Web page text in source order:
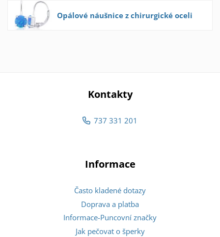
Opálové náušnice z chirurgické oceli
Kontakty
737 331 201
Informace
Často kladené dotazy
Doprava a platba
Informace-Puncovní značky
Jak pečovat o šperky